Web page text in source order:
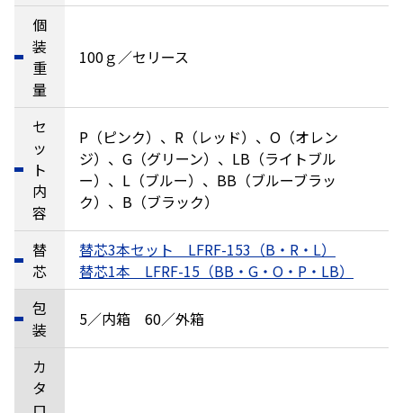
個
装
重
量
100ｇ／セリース
セ
ッ
ト
内
容
P（ピンク）、R（レッド）、O（オレン
ジ）、G（グリーン）、LB（ライトブル
ー）、L（ブルー）、BB（ブルーブラッ
ク）、B（ブラック）
替
芯
替芯3本セット LFRF-153（B・R・L）
替芯1本 LFRF-15（BB・G・O・P・LB）
包
装
5／内箱 60／外箱
カ
タ